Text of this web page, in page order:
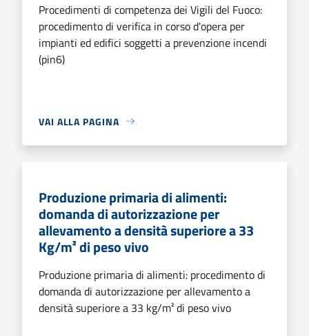
Procedimenti di competenza dei Vigili del Fuoco:
procedimento di verifica in corso d'opera per
impianti ed edifici soggetti a prevenzione incendi
(pin6)
VAI ALLA PAGINA
Produzione primaria di alimenti:
domanda di autorizzazione per
allevamento a densità superiore a 33
Kg/m² di peso vivo
Produzione primaria di alimenti: procedimento di
domanda di autorizzazione per allevamento a
densità superiore a 33 kg/m² di peso vivo